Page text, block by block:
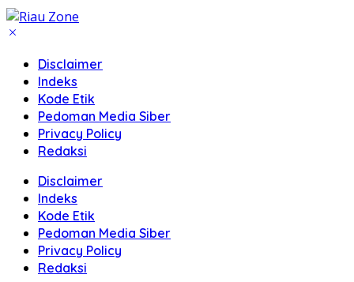
Disclaimer
Indeks
Kode Etik
Pedoman Media Siber
Privacy Policy
Redaksi
Disclaimer
Indeks
Kode Etik
Pedoman Media Siber
Privacy Policy
Redaksi